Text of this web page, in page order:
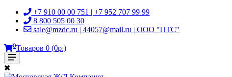
+7 910 00 00 751 | +7 952 707 99 99
8 800 505 00 30
sale@mzdc.ru | 44057@mail.ru | ООО "ЦТС"
0Товаров 0 (0р.)
✖